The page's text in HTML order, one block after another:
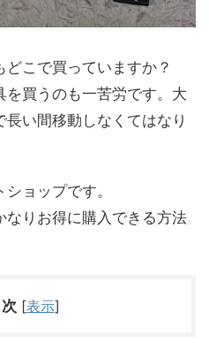
こで買っていますか？
買うのも一苦労です。大
い間移動しなくてはなり
ョップです。
なりお得に購入できる方法
次 [表示]